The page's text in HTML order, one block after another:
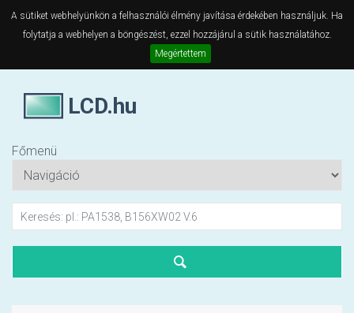
A sütiket webhelyünkön a felhasználói élmény javítása érdekében használjuk. Ha
folytatja a webhelyen a böngészést, ezzel hozzájárul a sütik használatához.
Megértettem
LCD.hu
Főmenü